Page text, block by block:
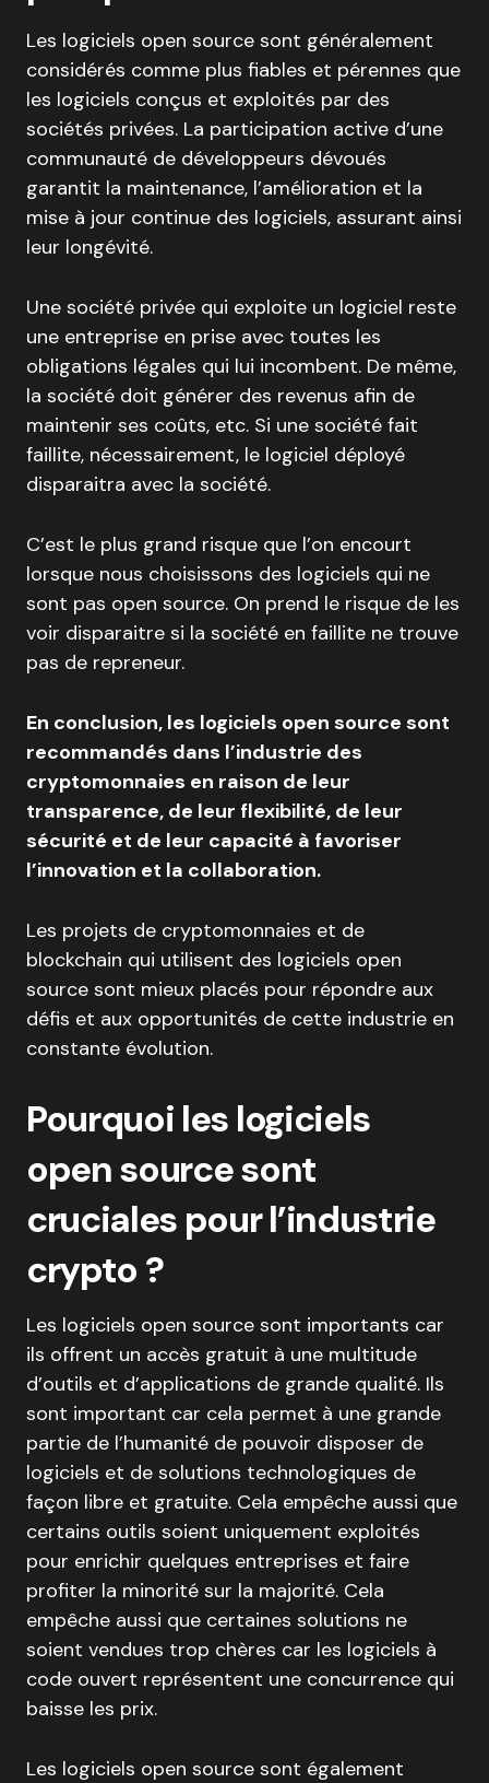
Les logiciels open source sont généralement
considérés comme plus fiables et pérennes que
les logiciels conçus et exploités par des
sociétés privées. La participation active d’une
communauté de développeurs dévoués
garantit la maintenance, l’amélioration et la
mise à jour continue des logiciels, assurant ainsi
leur longévité.
Une société privée qui exploite un logiciel reste
une entreprise en prise avec toutes les
obligations légales qui lui incombent. De même,
la société doit générer des revenus afin de
maintenir ses coûts, etc. Si une société fait
faillite, nécessairement, le logiciel déployé
disparaitra avec la société.
C’est le plus grand risque que l’on encourt
lorsque nous choisissons des logiciels qui ne
sont pas open source. On prend le risque de les
voir disparaitre si la société en faillite ne trouve
pas de repreneur.
En conclusion, les logiciels open source sont
recommandés dans l’industrie des
cryptomonnaies en raison de leur
transparence, de leur flexibilité, de leur
sécurité et de leur capacité à favoriser
l’innovation et la collaboration.
Les projets de cryptomonnaies et de
blockchain qui utilisent des logiciels open
source sont mieux placés pour répondre aux
défis et aux opportunités de cette industrie en
constante évolution.
Pourquoi les logiciels
open source sont
cruciales pour l’industrie
crypto ?
Les logiciels open source sont importants car
ils offrent un accès gratuit à une multitude
d’outils et d’applications de grande qualité. Ils
sont important car cela permet à une grande
partie de l’humanité de pouvoir disposer de
logiciels et de solutions technologiques de
façon libre et gratuite. Cela empêche aussi que
certains outils soient uniquement exploités
pour enrichir quelques entreprises et faire
profiter la minorité sur la majorité. Cela
empêche aussi que certaines solutions ne
soient vendues trop chères car les logiciels à
code ouvert représentent une concurrence qui
baisse les prix.
Les logiciels open source sont également